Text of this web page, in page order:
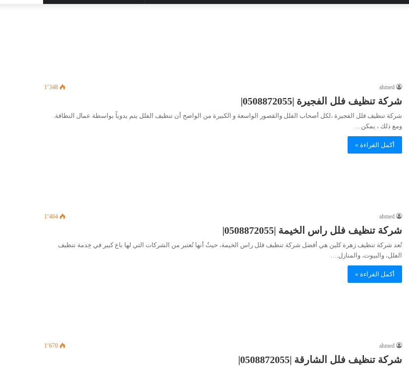
ahmed 1٬348
شركة تنظيف فلل الفجيرة |0508872055|
شركة تنظيف فلل الفجيرة ،لكل أصحاب الفلل والقصور الواسعة و الكبيرة من الواضح أن تنظيف الفلل يتم يدوياً بواسطة عمال النظافة.
ومع ذلك ، يمكن…
أكمل القراءة »
ahmed 1٬464
شركة تنظيف فلل راس الخيمة |0508872055|
تُعد شركة تنظيف زهرة كلين هي أفضل شركة تنظيف فلل راس الخيمة، حيثُ أنها تُعتبر من الشركات التي لها باع كبير في خِدمة تنظيف
الفلل، والبيوت، والمنازل.…
أكمل القراءة »
ahmed 1٬670
شركة تنظيف فلل الشارقة |0508872055|